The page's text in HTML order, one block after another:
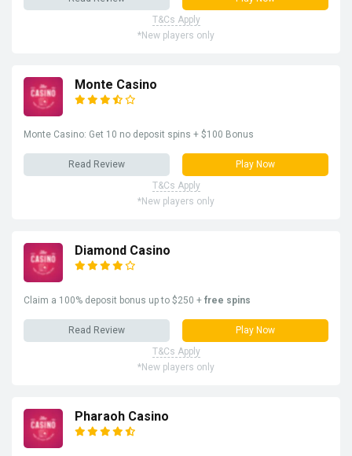
T&Cs Apply
*New players only
Monte Casino
Monte Casino: Get 10 no deposit spins + $100 Bonus
Read Review
Play Now
T&Cs Apply
*New players only
Diamond Casino
Claim a 100% deposit bonus up to $250 + free spins
Read Review
Play Now
T&Cs Apply
*New players only
Pharaoh Casino